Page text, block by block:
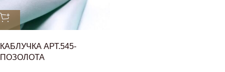
КАБЛУЧКА АРТ.545-
ПОЗОЛОТА